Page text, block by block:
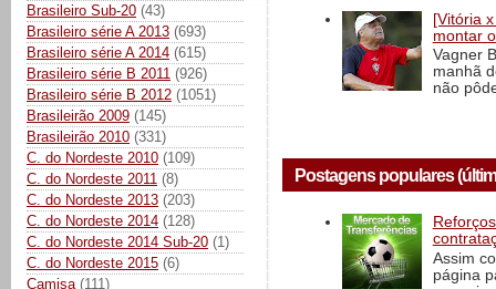
Brasileiro Sub-20 (43)
Brasileiro série A 2013 (693)
Brasileiro série A 2014 (615)
Brasileiro série B 2011 (926)
Brasileiro série B 2012 (1051)
Brasileirão 2009 (145)
Brasileirão 2010 (331)
C. do Nordeste 2010 (109)
C. do Nordeste 2011 (8)
C. do Nordeste 2013 (203)
C. do Nordeste 2014 (128)
C. do Nordeste 2014 Sub-20 (1)
C. do Nordeste 2015 (6)
Camisa (111)
[Vitória
montar
Vagner
manhã
não
Postagens populares
Assim
página